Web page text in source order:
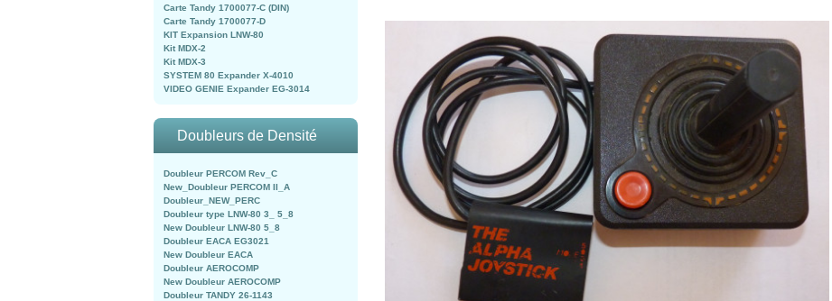
Carte Tandy 1700077-C (DIN)
Carte Tandy 1700077-D
KIT Expansion LNW-80
Kit MDX-2
Kit MDX-3
SYSTEM 80 Expander X-4010
VIDEO GENIE Expander EG-3014
Doubleurs de Densité
Doubleur PERCOM Rev_C
New_Doubleur PERCOM II_A
Doubleur_NEW_PERC
Doubleur type LNW-80 3_ 5_8
New Doubleur LNW-80 5_8
Doubleur EACA EG3021
New Doubleur EACA
Doubleur AEROCOMP
New Doubleur AEROCOMP
Doubleur TANDY 26-1143